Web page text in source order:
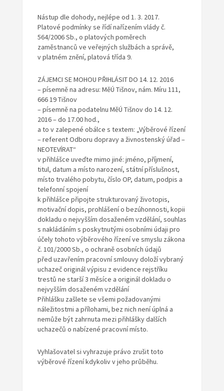
Nástup dle dohody, nejlépe od 1. 3. 2017.
Platové podmínky se řídí nařízením vlády č.
564/2006 Sb., o platových poměrech
zaměstnanců ve veřejných službách a správě,
v platném znění, platová třída 9.
ZÁJEMCI SE MOHOU PŘIHLÁSIT DO 14. 12. 2016
– písemně na adresu: MěÚ Tišnov, nám. Míru 111,
666 19 Tišnov
– písemně na podatelnu MěÚ Tišnov do 14. 12.
2016 – do 17.00 hod.,
a to v zalepené obálce s textem: „Výběrové řízení
– referent Odboru dopravy a živnostenský úřad –
NEOTEVÍRAT“
v přihlášce uveďte mimo jiné: jméno, příjmení,
titul, datum a místo narození, státní příslušnost,
místo trvalého pobytu, číslo OP, datum, podpis a
telefonní spojení
k přihlášce připojte strukturovaný životopis,
motivační dopis, prohlášení o bezúhonnosti, kopii
dokladu o nejvyšším dosaženém vzdělání, souhlas
s nakládáním s poskytnutými osobními údaji pro
účely tohoto výběrového řízení ve smyslu zákona
č. 101/2000 Sb., o ochraně osobních údajů
před uzavřením pracovní smlouvy doloží vybraný
uchazeč originál výpisu z evidence rejstříku
trestů ne starší 3 měsíce a originál dokladu o
nejvyšším dosaženém vzdělání
Přihlášku zašlete se všemi požadovanými
náležitostmi a přílohami, bez nich není úplná a
nemůže být zahrnuta mezi přihlášky dalších
uchazečů o nabízené pracovní místo.
Vyhlašovatel si vyhrazuje právo zrušit toto
výběrové řízení kdykoliv v jeho průběhu.